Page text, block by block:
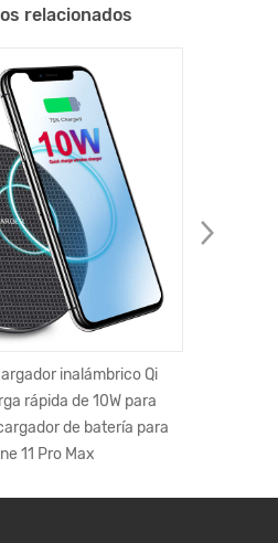
relacionados
inalámbrico Qi
rápida de 10W para
de batería para
11 Pro Max